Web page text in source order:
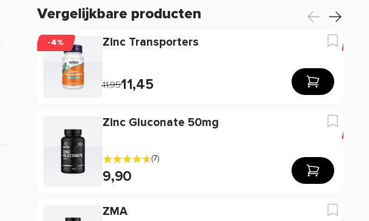
Vergelijkbare producten
-4% Zinc Transporters
11,9511,45
Zinc Gluconate 50mg
(7)
9,90
ZMA